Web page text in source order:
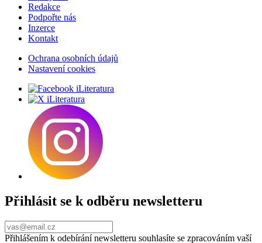
Redakce
Podpořte nás
Inzerce
Kontakt
Ochrana osobních údajů
Nastavení cookies
Přihlásit se k odběru newsletteru
Přihlášením k odebírání newsletteru souhlasíte se zpracováním vaší